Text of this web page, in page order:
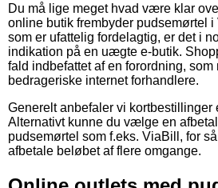
Du må lige meget hvad være klar
online butik frembyder pudsemørtel
som er ufattelig fordelagtig, er det i
indikation på en uægte e-butik.
fald indbefattet af en forordning,
bedrageriske internet forhandlere.
Generelt anbefaler vi kortbestillinger
Alternativt kunne du vælge en
pudsemørtel som f.eks. ViaBill, for
afbetale beløbet af flere omgange.